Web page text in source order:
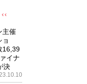
主催
16,39
イナ
決